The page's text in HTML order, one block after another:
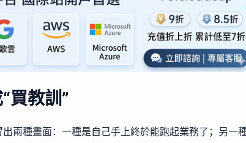
買教訓”
兩種畫面：一種是自己手上終於能跑起業務了；另一